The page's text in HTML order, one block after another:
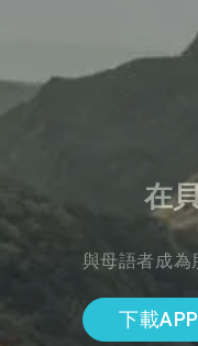
在
與母語者成為
下載APP